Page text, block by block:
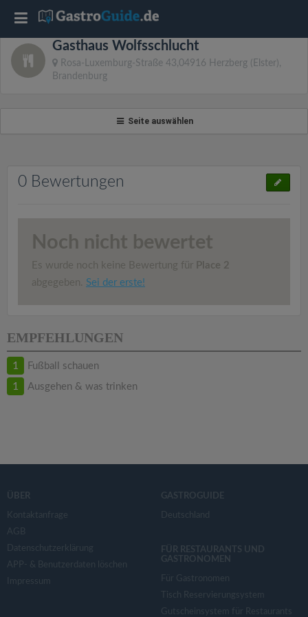
Gasthaus Wolfsschlucht
Rosa-Luxemburg-Straße 43,04916 Herzberg (Elster),
Brandenburg
Seite auswählen
0 Bewertungen
Noch nicht bewertet
Es wurde noch keine Bewertung für Place 2
abgegeben. Sei der erste!
EMPFEHLUNGEN
1 Fußball schauen
1 Ausgehen & was trinken
ÜBER
Kontaktanfrage
AGB
Datenschutzerklärung
APP- & Benutzerdaten löschen
Impressum
GASTROGUIDE
Deutschland
FÜR RESTAURANTS UND
GASTRONOMEN
Für Gastronomen
Tisch Reservierungsystem
Gutscheinsystem für Restaurants
T
o
i
g
i
n